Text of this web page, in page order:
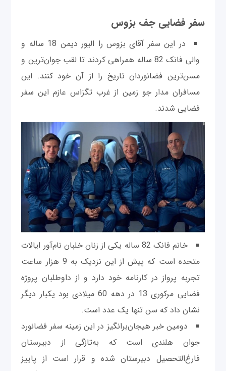
سفر فضایی جف بزوس
در این سفر آقای بزوس را الیور دیمن 18 ساله و
والی فانک 82 ساله همراهی کردند تا لقب جوان‌ترین و
مسن‌ترین فضانوردان تاریخ را از آن خود کنند. این
مسافران مدار جو زمین از غرب تگزاس عازم این سفر
فضایی شدند.
خانم فانک 82 ساله یکی از زنان خلبان نام‌آور ایالات
متحده است که پیش از این نزدیک به 9 هزار ساعت
تجربه پرواز در کارنامه خود دارد و از داوطلبان پروژه
فضایی مرکوری 13 در دهه 60 میلادی بود یکبار دیگر
نشان داد که سن تنها یک عدد است.
دومین خبر هیجان‌برانگیز در این زمینه سفر فضانورد
جوان هلندی است که به‌تازگی از دبیرستان
فارغ‌التحصیل دبیرستان شده و قرار است از پاییز